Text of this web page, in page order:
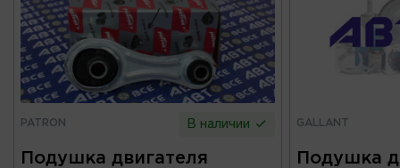
PATRON В наличии
Подушка двигателя
GALLANT
Подушка